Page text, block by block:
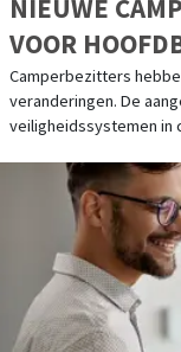
NIEUWE
VOOR
Camperbezitters
veranderingen. De
veiligheidssystemen in